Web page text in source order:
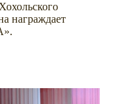
награждает